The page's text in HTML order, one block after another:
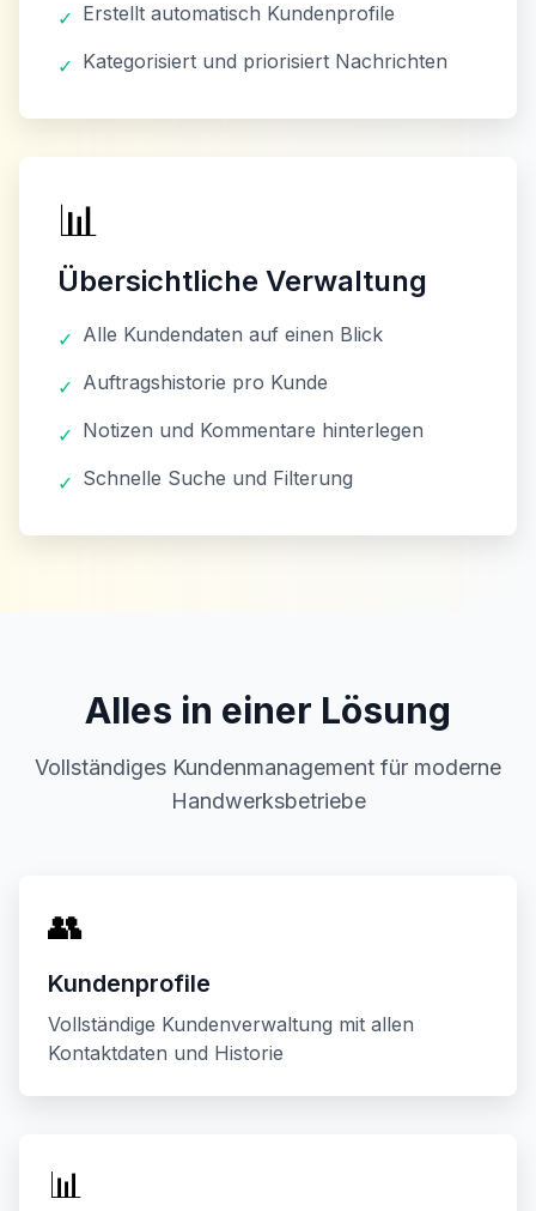
✓ Erstellt automatisch Kundenprofile
✓ Kategorisiert und priorisiert Nachrichten
📊
Übersichtliche Verwaltung
✓ Alle Kundendaten auf einen Blick
✓ Auftragshistorie pro Kunde
✓ Notizen und Kommentare hinterlegen
✓ Schnelle Suche und Filterung
Alles in einer Lösung
Vollständiges Kundenmanagement für moderne
Handwerksbetriebe
👥
Kundenprofile
Vollständige Kundenverwaltung mit allen
Kontaktdaten und Historie
📊